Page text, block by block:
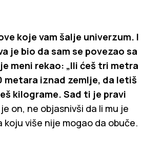
koje vam šalje univerzum. I
je bio da sam se povezao sa
meni rekao: „Ili ćeš tri metra
metara iznad zemlje, da letiš
kilograme. Sad ti je pravi
on, ne objasnivši da li mu je
koju više nije mogao da obuče.